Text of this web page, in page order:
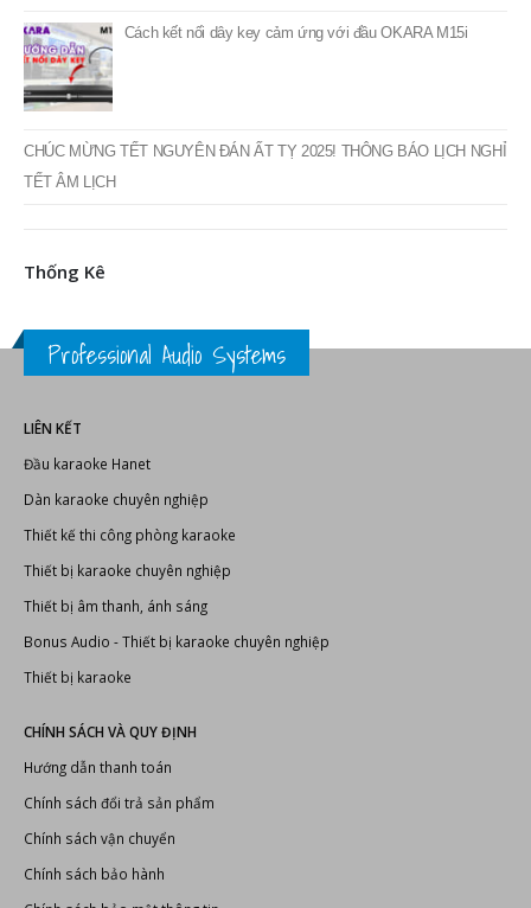
Cách kết nối dây key cảm ứng với đầu OKARA M15i
CHÚC MỪNG TẾT NGUYÊN ĐÁN ẤT TỴ 2025! THÔNG BÁO LỊCH NGHỈ
TẾT ÂM LỊCH
Thống Kê
Professional Audio Systems
LIÊN KẾT
Đầu karaoke Hanet
Dàn karaoke chuyên nghiệp
Thiết kế thi công phòng karaoke
Thiết bị karaoke chuyên nghiệp
Thiết bị âm thanh, ánh sáng
Bonus Audio -Thiết bị karaoke chuyên nghiệp
Thiết bị karaoke
CHÍNH SÁCH VÀ QUY ĐỊNH
Hướng dẫn thanh toán
Chính sách đổi trả sản phẩm
Chính sách vận chuyển
Chính sách bảo hành